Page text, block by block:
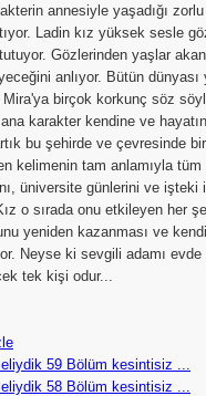
annesiyle yaşadığı
Ladin kız yüksek sesle
Gözlerinden yaşlar
anlıyor. Bütün dünyası
Mira'ya birçok korkunç söz
karakter kendine ve
bu şehirde ve çevresinde
kelimenin tam anlamıyla tüm
üniversite günlerini ve işteki
o sırada onu etkileyen her
yeniden kazanması ve
Neyse ki sevgili adamı evde
tek kişi odur...
59 Bölüm kesintisiz ...
58 Bölüm kesintisiz ...